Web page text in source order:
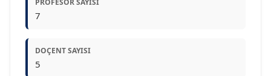
7
DOÇENT SAYISI
5